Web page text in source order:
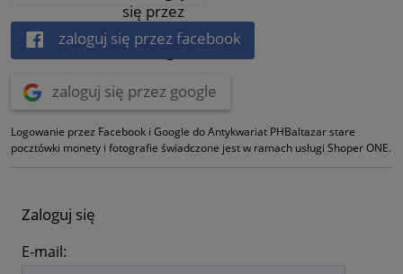
zaloguj się przez facebook
zaloguj się przez google
Logowanie przez Facebook i Google do Antykwariat PHBaltazar stare
pocztówki monety i fotografie świadczone jest w ramach usługi Shoper ONE.
Zaloguj się
E-mail: